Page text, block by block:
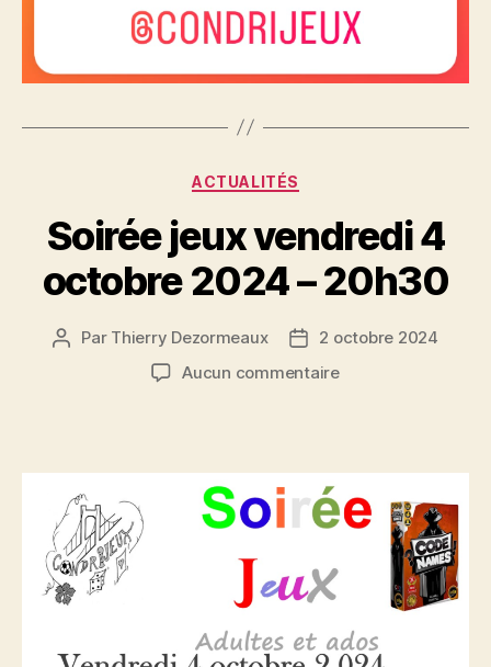
Catégories
ACTUALITÉS
Soirée jeux vendredi 4
octobre 2024 – 20h30
Auteur
Par Thierry Dezormeaux
Date
de
2 octobre 2024
Aucun commentairesur
4
octobre
2024